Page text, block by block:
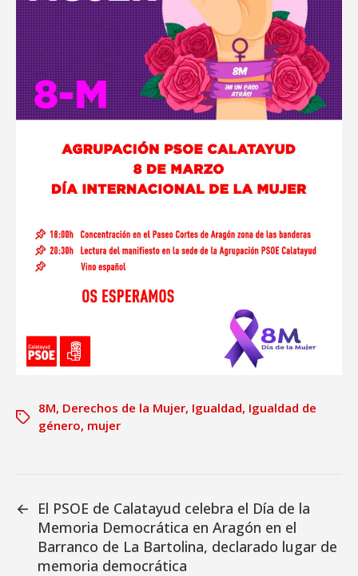
8M, Derechos de la Mujer, Igualdad, Igualdad de
género, mujer
← El PSOE de Calatayud celebra el Día de la
Memoria Democrática en Aragón en el
Barranco de La Bartolina, declarado lugar de
memoria democrática